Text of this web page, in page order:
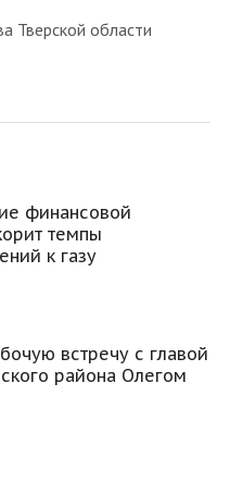
Тверской области
финансовой
темпы
к газу
встречу с главой
района Олегом